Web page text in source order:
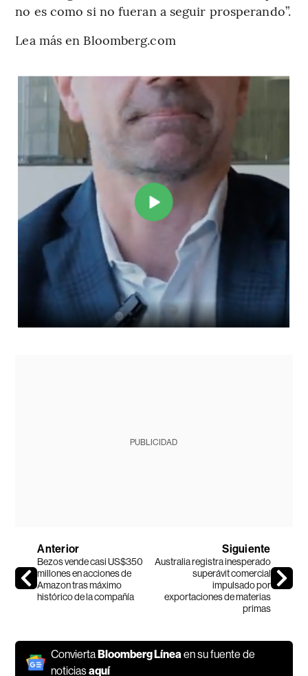
no es como si no fueran a seguir prosperando”.
Lea más en Bloomberg.com
PUBLICIDAD
Anterior
Bezos vende casi US$350
millones en acciones de
Amazon tras máximo
histórico de la compañía
Siguiente
Australia registra inesperado
superávit comercial
impulsado por
exportaciones de materias
primas
ConviertaBloomberg Línea en su fuente de
noticiasaquí